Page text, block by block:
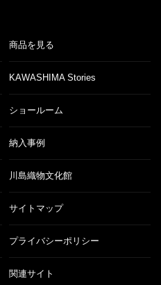
商品を見る
KAWASHIMA Stories
ショールーム
納入事例
川島織物文化館
サイトマップ
プライバシーポリシー
関連サイト